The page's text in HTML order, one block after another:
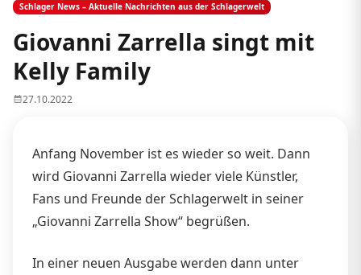
Schlager News – Aktuelle Nachrichten aus der Schlagerwelt
Giovanni Zarrella singt mit
Kelly Family
27.10.2022
Anfang November ist es wieder so weit. Dann
wird Giovanni Zarrella wieder viele Künstler,
Fans und Freunde der Schlagerwelt in seiner
„Giovanni Zarrella Show“ begrüßen.
In einer neuen Ausgabe werden dann unter